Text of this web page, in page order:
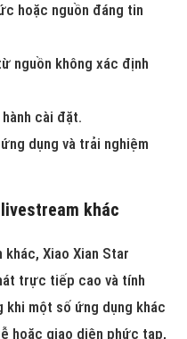
hoặc nguồn đáng tin
nguồn không xác định
cài đặt.
dụng và trải nghiệm
khác
Xiao Xian Star
trực tiếp cao và tính
khi một số ứng dụng khác
hoặc giao diện phức tạp,